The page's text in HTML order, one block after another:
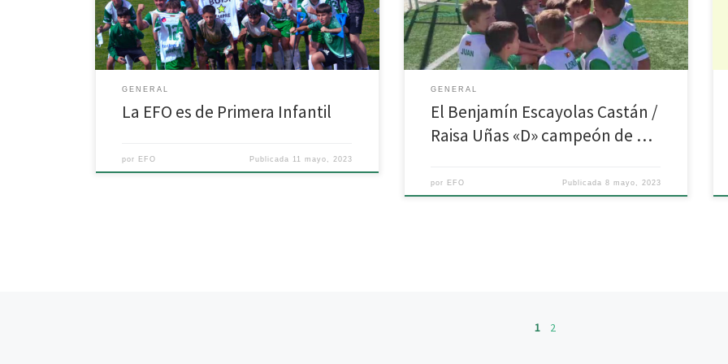
equipo verdiblanco empezó por detrás en el
marcador, pero finalmente supo sobreponerse y
conseguir el […]
GENERAL
La EFO es de Primera Infantil
por EFO Publicada 11 mayo, 2023
pequeños. ¡Enhorabuena, campeones! ?? ?
GENERAL
El Benjamín Escayolas Castán /
Raisa Uñas «D» campeón de …
por EFO Publicada 8 mayo, 2023
1 2